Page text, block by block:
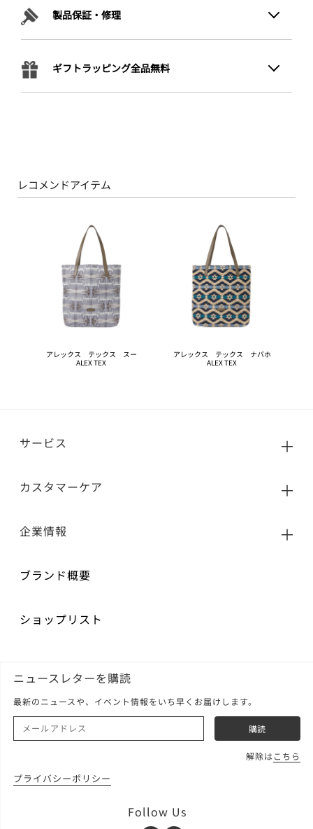
製品保証・修理
ギフトラッピング全品無料
レコメンドアイテム
アレックス テックス スー
ALEX TEX
アレックス テックス ナバホ
ALEX TEX
サービス
カスタマーケア
企業情報
ブランド概要
ショップリスト
ニュースレターを購読
最新のニュースや、イベント情報をいち早くお届けします。
解除はこちら
プライバシーポリシー
Follow Us